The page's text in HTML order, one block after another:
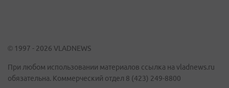
© 1997 - 2026 VLADNEWS
При любом использовании материалов ссылка на vladnews.ru
обязательна. Коммерческий отдел 8 (423) 249-8800